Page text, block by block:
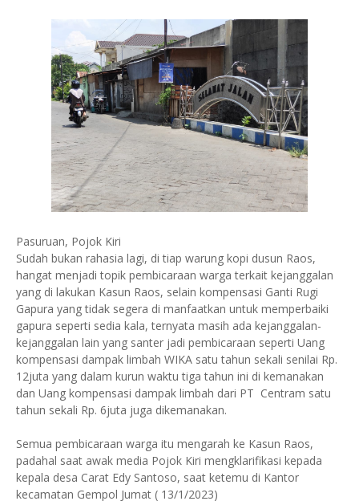
Pasuruan, Pojok Kiri
Sudah bukan rahasia lagi, di tiap warung kopi dusun Raos,
hangat menjadi topik pembicaraan warga terkait kejanggalan
yang di lakukan Kasun Raos, selain kompensasi Ganti Rugi
Gapura yang tidak segera di manfaatkan untuk memperbaiki
gapura seperti sedia kala, ternyata masih ada kejanggalan-
kejanggalan lain yang santer jadi pembicaraan seperti Uang
kompensasi dampak limbah WIKA satu tahun sekali senilai Rp.
12juta yang dalam kurun waktu tiga tahun ini di kemanakan
dan Uang kompensasi dampak limbah dari PT Centram satu
tahun sekali Rp. 6juta juga dikemanakan.
Semua pembicaraan warga itu mengarah ke Kasun Raos,
padahal saat awak media Pojok Kiri mengklarifikasi kepada
kepala desa Carat Edy Santoso, saat ketemu di Kantor
kecamatan Gempol Jumat ( 13/1/2023)